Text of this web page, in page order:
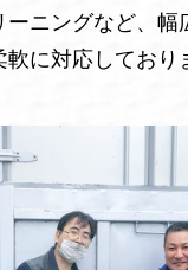
ーニングなど、幅
に対応しており